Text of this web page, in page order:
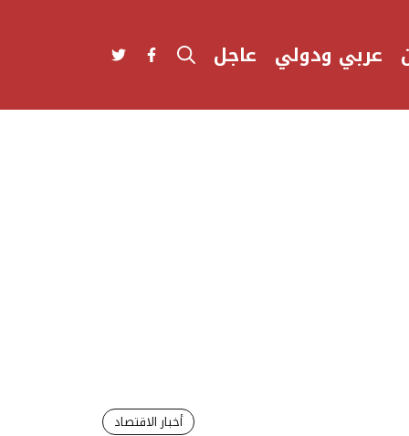
عربي ودولي عاجل
أخبار الاقتصاد